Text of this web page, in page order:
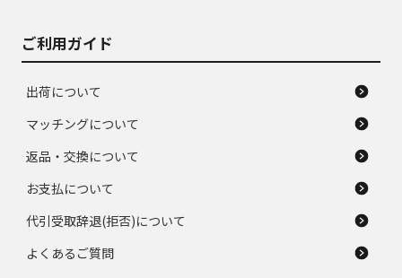
ご利用ガイド
出荷について
マッチングについて
返品・交換について
お支払について
代引受取辞退(拒否)について
よくあるご質問